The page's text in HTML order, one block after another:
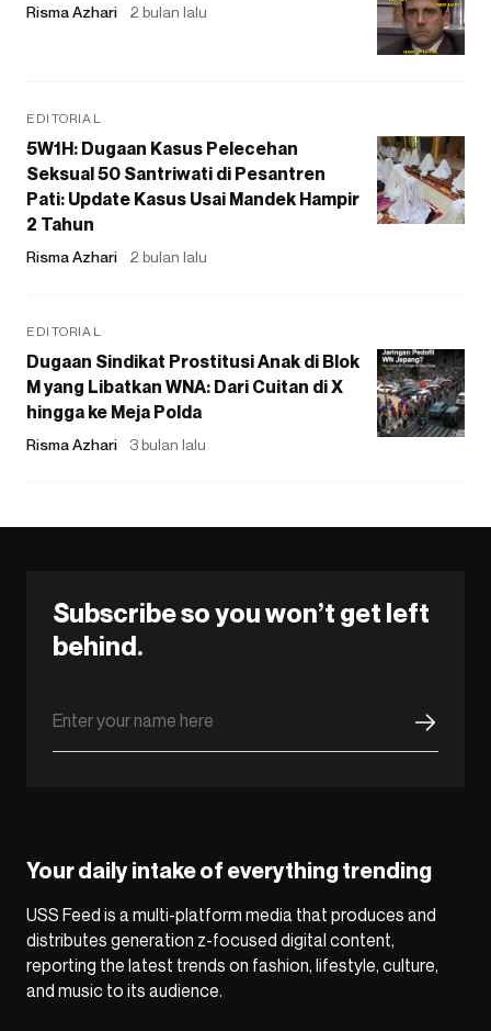
Risma Azhari 2 bulan lalu
EDITORIAL
5W1H: Dugaan Kasus Pelecehan
Seksual 50 Santriwati di Pesantren
Pati: Update Kasus Usai Mandek Hampir
2 Tahun
Risma Azhari 2 bulan lalu
EDITORIAL
Dugaan Sindikat Prostitusi Anak di Blok
M yang Libatkan WNA: Dari Cuitan di X
hingga ke Meja Polda
Risma Azhari 3 bulan lalu
Subscribe so you won’t get left
behind.
Your daily intake of everything trending
USS Feed is a multi-platform media that produces and
distributes generation z-focused digital content,
reporting the latest trends on fashion, lifestyle, culture,
and music to its audience.